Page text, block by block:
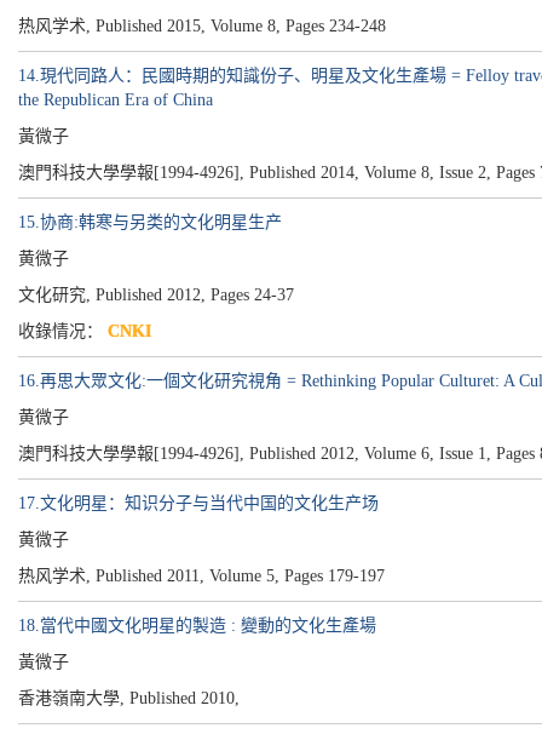
热风学术, Published 2015, Volume 8, Pages 234-248
14.現代同路人：民國時期的知識份子、明星及文化生產場 = Felloy
the Republican Era of China
黃微子
澳門科技大學學報[1994-4926], Published 2014, Volume 8, Issue 2, Pages
15.协商:韩寒与另类的文化明星生产
黄微子
文化研究, Published 2012, Pages 24-37
收錄情况： CNKI
16.再思大眾文化:一個文化研究視角 = Rethinking Popular Culturet: A
黄微子
澳門科技大學學報[1994-4926], Published 2012, Volume 6, Issue 1, Pages
17.文化明星：知识分子与当代中国的文化生产场
黄微子
热风学术, Published 2011, Volume 5, Pages 179-197
18.當代中國文化明星的製造 : 變動的文化生產場
黃微子
香港嶺南大學, Published 2010,